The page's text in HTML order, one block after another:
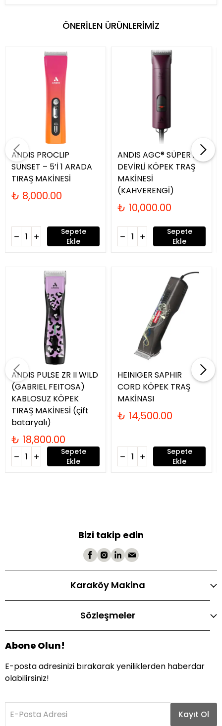
ÖNERİLEN ÜRÜNLERİMİZ
ANDIS PROCLIP
SUNSET – 5’İ 1 ARADA
TIRAŞ MAKİNESİ
₺ 8,000.00
Sepete
Ekle
ANDIS AGC® SÜPER 2-
DEVİRLİ KÖPEK TRAŞ
MAKİNESİ
(KAHVERENGİ)
₺ 10,000.00
Sepete
Ekle
ANDIS PULSE ZR II WILD
(GABRIEL FEITOSA)
KABLOSUZ KÖPEK
TIRAŞ MAKİNESİ (çift
bataryalı)
₺ 18,800.00
Sepete
Ekle
HEINIGER SAPHIR
CORD KÖPEK TRAŞ
MAKİNASI
₺ 14,500.00
Sepete
Ekle
Bizi takip edin
Karaköy Makina
Sözleşmeler
Abone Olun!
E-posta adresinizi bırakarak yeniliklerden haberdar
olabilirsiniz!
E-Posta Adresi Kayıt Ol